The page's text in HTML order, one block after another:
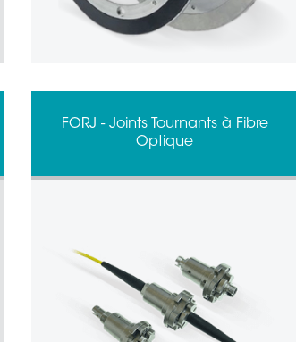
FORJ - Joints Tournants à Fibre
Optique